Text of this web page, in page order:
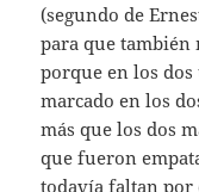
(segundo de
para que también
porque en los
marcado en los
más que los dos
que fueron
todavía faltan por